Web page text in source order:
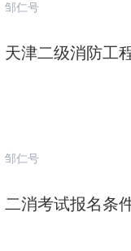
邹仁号
天津二级消防工
邹仁号
二消考试报名条